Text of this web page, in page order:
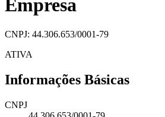
Empresa
CNPJ: 44.306.653/0001-79
ATIVA
Informações Básicas
CNPJ